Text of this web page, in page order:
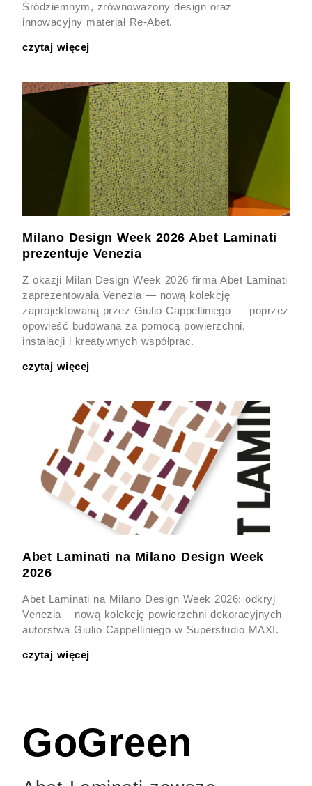
Śródziemnym, zrównoważony design oraz
innowacyjny materiał Re-Abet.
czytaj więcej
Milano Design Week 2026 Abet Laminati
prezentuje Venezia
Z okazji Milan Design Week 2026 firma Abet Laminati
zaprezentowała Venezia — nową kolekcję
zaprojektowaną przez Giulio Cappelliniego — poprzez
opowieść budowaną za pomocą powierzchni,
instalacji i kreatywnych współprac.
czytaj więcej
Abet Laminati na Milano Design Week
2026
Abet Laminati na Milano Design Week 2026: odkryj
Venezia – nową kolekcję powierzchni dekoracyjnych
autorstwa Giulio Cappelliniego w Superstudio MAXI.
czytaj więcej
GoGreen